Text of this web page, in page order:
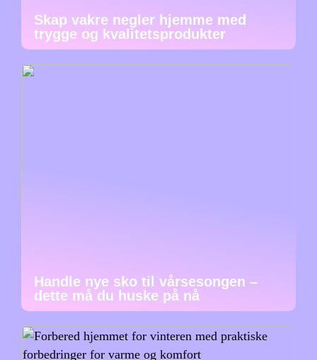
Skap vakre negler hjemme med
trygge og kvalitetsprodukter
Handle nye sko til vårsesongen –
dette må du huske på nå